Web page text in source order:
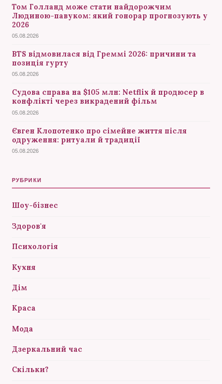
Том Голланд може стати найдорожчим
Людиною-павуком: який гонорар прогнозують у
2026
05.08.2026
BTS відмовилася від Греммі 2026: причини та
позиція гурту
05.08.2026
Судова справа на $105 млн: Netflix й продюсер в
конфлікті через викрадений фільм
05.08.2026
Євген Клопотенко про сімейне життя після
одруження: ритуали й традиції
05.08.2026
РУБРИКИ
Шоу-бізнес
Здоров'я
Психологія
Кухня
Дім
Краса
Мода
Дзеркальний час
Скільки?